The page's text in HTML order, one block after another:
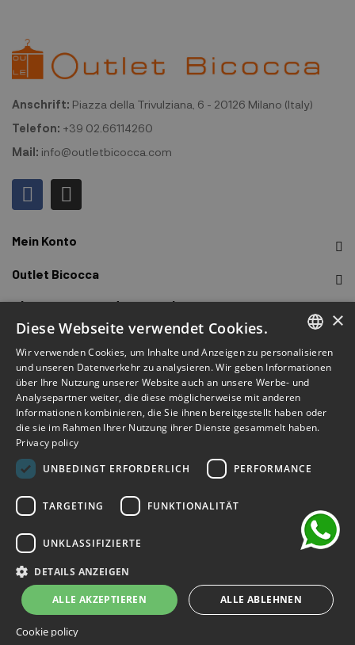
Anschrift: Piazza della Trivulziana, 6 - 20126 Milano (Italy)
Telefon: +39 02.66114260
Mail: info@outletbicocca.com
Mein Konto
Outlet Bicocca
Abonnieren Sie den Newsletter
Melden Sie sich an, um frühzeitigen Zugang zu Verkäufen,
neuen Produkten, Sonderangeboten und mehr zu erhalten.
ABONNIEREN
Ich habe die Datenschutzbestimmungen gelesen und
akzeptiert.
©2026 Outlet Bicocca - P.IVA 06736400968 - Piazza della
Trivulziana, 6 - 20126 Milano - Italia
Powered by
KForge
ITALIAN
ENGLISH
FRENCH
SPANISH
×
Diese Webseite verwendet Cookies.
Wir verwenden Cookies, um Inhalte und Anzeigen zu personalisieren
und unseren Datenverkehr zu analysieren. Wir geben Informationen
über Ihre Nutzung unserer Website auch an unsere Werbe- und
Analysepartner weiter, die diese möglicherweise mit anderen
Informationen kombinieren, die Sie ihnen bereitgestellt haben oder
die sie im Rahmen Ihrer Nutzung ihrer Dienste gesammelt haben.
Privacy policy
UNBEDINGT ERFORDERLICH
PERFORMANCE
TARGETING FUNKTIONALITÄT
UNKLASSIFIZIERTE
DETAILS ANZEIGEN
ALLE AKZEPTIEREN ALLE ABLEHNEN
Cookie policy